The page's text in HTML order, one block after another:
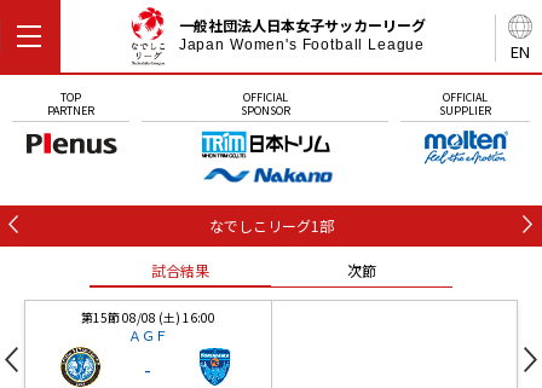
EN
一般社団法人日本女子サッカーリーグ
Japan Women's Football League
TOP
PARTNER
OFFICIAL
SPONSOR
OFFICIAL
SUPPLIER
なでしこリーグ1部
試合結果 次節
第15節 08/08 (土) 16:00
ＡＧＦ
-